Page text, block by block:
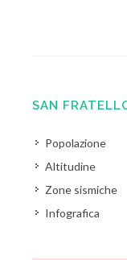
SAN
Popolazione
Altitudine
Zone sismiche
Infografica